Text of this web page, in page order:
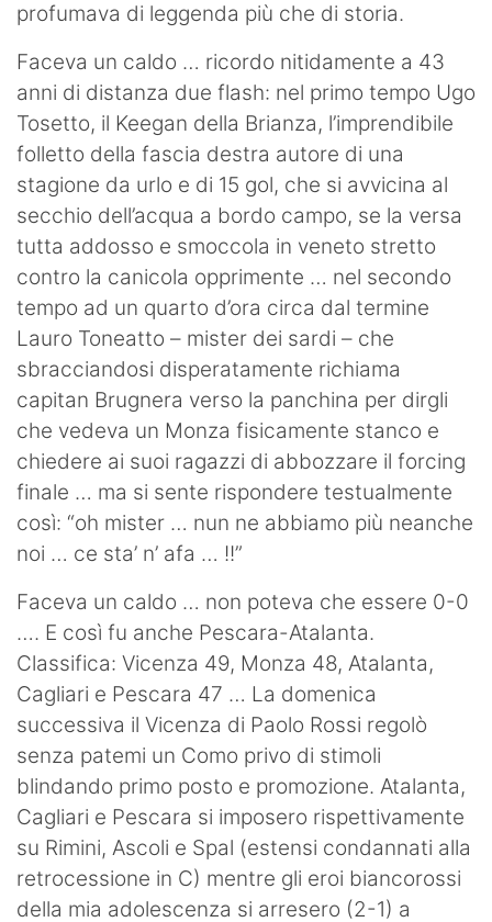
profumava di leggenda più che di storia.
Faceva un caldo … ricordo nitidamente a 43
anni di distanza due flash: nel primo tempo Ugo
Tosetto, il Keegan della Brianza, l’imprendibile
folletto della fascia destra autore di una
stagione da urlo e di 15 gol, che si avvicina al
secchio dell’acqua a bordo campo, se la versa
tutta addosso e smoccola in veneto stretto
contro la canicola opprimente … nel secondo
tempo ad un quarto d’ora circa dal termine
Lauro Toneatto – mister dei sardi – che
sbracciandosi disperatamente richiama
capitan Brugnera verso la panchina per dirgli
che vedeva un Monza fisicamente stanco e
chiedere ai suoi ragazzi di abbozzare il forcing
finale … ma si sente rispondere testualmente
così: “oh mister … nun ne abbiamo più neanche
noi … ce sta’ n’ afa … !!”
Faceva un caldo … non poteva che essere 0-0
…. E così fu anche Pescara-Atalanta.
Classifica: Vicenza 49, Monza 48, Atalanta,
Cagliari e Pescara 47 … La domenica
successiva il Vicenza di Paolo Rossi regolò
senza patemi un Como privo di stimoli
blindando primo posto e promozione. Atalanta,
Cagliari e Pescara si imposero rispettivamente
su Rimini, Ascoli e Spal (estensi condannati alla
retrocessione in C) mentre gli eroi biancorossi
della mia adolescenza si arresero (2-1) a